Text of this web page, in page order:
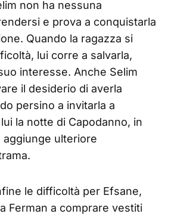
non ha nessuna
e prova a conquistarla
Quando la ragazza si
lui corre a salvarla,
interesse. Anche Selim
il desiderio di averla
persino a invitarla a
la notte di Capodanno, in
ulteriore
le difficoltà per Efsane,
Ferman a comprare vestiti